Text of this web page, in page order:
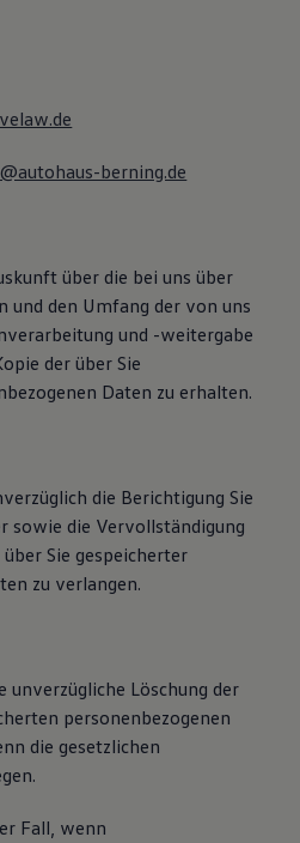
berning.de
über die bei uns über
und den Umfang der von uns
und -weitergabe
der über Sie
Daten zu erhalten.
die Berichtigung Sie
sowie die Vervollständigung
Sie gespeicherter
zu verlangen.
unverzügliche Löschung der
personenbezogenen
die gesetzlichen
Fall, wenn